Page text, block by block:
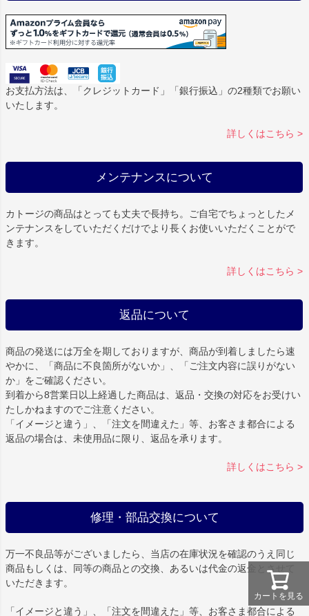
カートを見る
お支払方法は、「クレジットカード」「銀行振込」の2種類でお願い
いたします。
詳しくはこちら >
メンテナンスについて
カトージの商品はとっても丈夫で長持ち。ご自宅でちょっとしたメ
ンテナンスをしていただくだけでより長くお使いいただくことがで
きます。
詳しくはこちら >
返品について
商品の発送には万全を期しておりますが、商品が到着しましたら速
やかに、「商品に不良箇所がないか」、「ご注文内容に誤りがない
か」をご確認ください。
到着から8営業日以上経過した商品は、返品・交換の対応をお受けい
たしかねますのでご注意ください。
「イメージと違う」、「注文を間違えた」等、お客さま都合による
返品の場合は、未使用品に限り、返品を承ります。
詳しくはこちら >
修理・部品交換について
万一不良品等がございましたら、当店の在庫状況を確認のうえ同じ
商品もしくは、同等の商品との交換、あるいは代金の返金とさせて
いただきます。
「イメージと違う」、「注文を間違えた」等、お客さま都合による